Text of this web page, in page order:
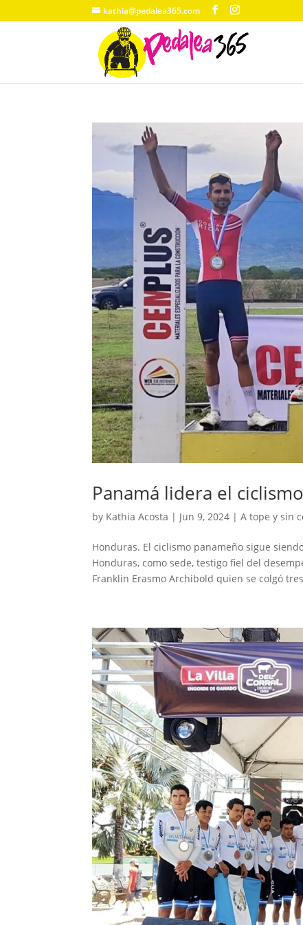
kathia@pedalea365.com
Panamá lidera el
by Kathia Acosta | Jun 9, 2024 |A tope y sin
Honduras. El ciclismo panameño sigue
Honduras, como sede, testigo fiel del
Franklin Erasmo Archibold quien se colgó